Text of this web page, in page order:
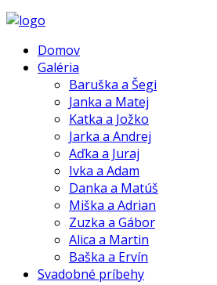
Domov
Galéria
Baruška a Šegi
Janka a Matej
Katka a Jožko
Jarka a Andrej
Aďka a Juraj
Ivka a Adam
Danka a Matúš
Miška a Adrian
Zuzka a Gábor
Alica a Martin
Baška a Ervín
Svadobné príbehy